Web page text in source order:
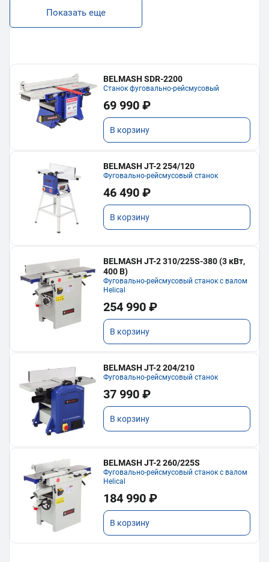
Показать еще
BELMASH SDR-2200
Станок фуговально-рейсмусовый
69 990 ₽
В корзину
BELMASH JT-2 254/120
Фуговально-рейсмусовый станок
46 490 ₽
В корзину
BELMASH JT-2 310/225S-380 (3 кВт,
400 В)
Фуговально-рейсмусовый станок с валом
Helical
254 990 ₽
В корзину
BELMASH JT-2 204/210
Фуговально-рейсмусовый станок
37 990 ₽
В корзину
BELMASH JT-2 260/225S
Фуговально-рейсмусовый станок с валом
Helical
184 990 ₽
В корзину